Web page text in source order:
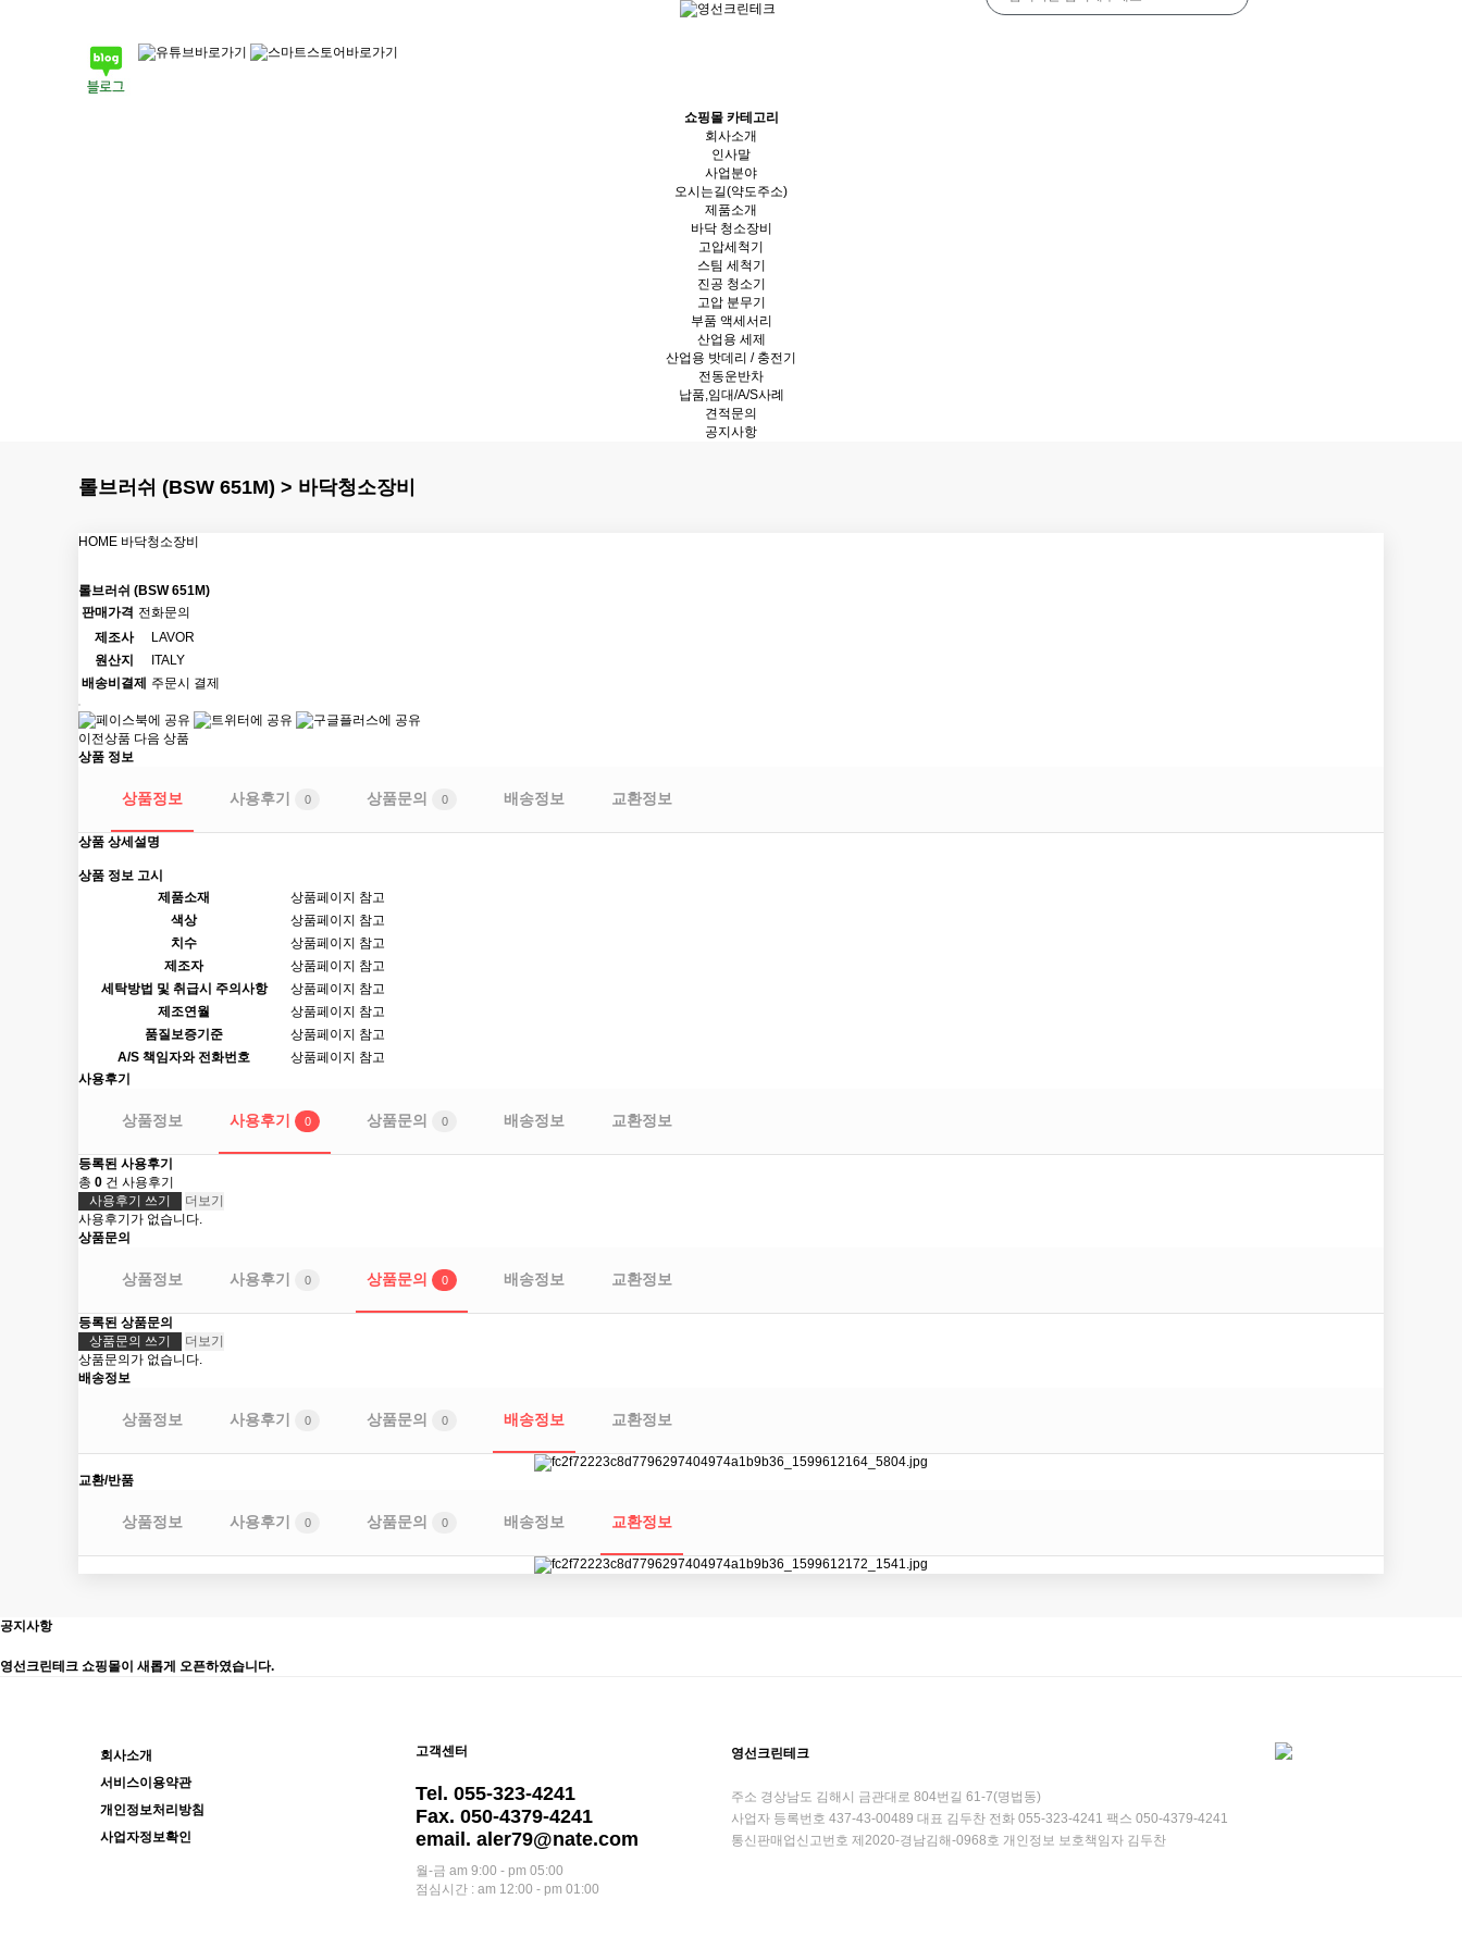
쇼핑몰 카테고리
회사소개
인사말
사업분야
오시는길(약도주소)
제품소개
바닥 청소장비
고압세척기
스팀 세척기
진공 청소기
고압 분무기
부품 액세서리
산업용 세제
산업용 밧데리 / 충전기
전동운반차
납품,임대/A/S사례
견적문의
공지사항
롤브러쉬 (BSW 651M) > 바닥청소장비
HOME 바닥청소장비
롤브러쉬 (BSW 651M)
판매가격 전화문의
제조사
LAVOR
원산지
ITALY
배송비결제
주문시 결제
이전상품 다음 상품
상품 정보
상품정보 사용후기 0 상품문의 0 배송정보 교환정보
상품 상세설명
상품 정보 고시
제품소재
상품페이지 참고
색상
상품페이지 참고
치수
상품페이지 참고
제조자
상품페이지 참고
세탁방법 및 취급시 주의사항
상품페이지 참고
제조연월
상품페이지 참고
품질보증기준
상품페이지 참고
A/S 책임자와 전화번호
상품페이지 참고
사용후기
상품정보 사용후기 0 상품문의 0 배송정보 교환정보
등록된 사용후기
총 0 건 사용후기
사용후기 쓰기
더보기
사용후기가 없습니다.
상품문의
상품정보 사용후기 0 상품문의 0 배송정보 교환정보
등록된 상품문의
상품문의 쓰기
더보기
상품문의가 없습니다.
배송정보
상품정보 사용후기 0 상품문의 0 배송정보 교환정보
교환/반품
상품정보 사용후기 0 상품문의 0 배송정보 교환정보
공지사항
영선크린테크 쇼핑몰이 새롭게 오픈하였습니다.
회사소개
서비스이용약관
개인정보처리방침
사업자정보확인
고객센터
Tel. 055-323-4241
Fax. 050-4379-4241
email. aler79@nate.com
월-금 am 9:00 - pm 05:00
점심시간 : am 12:00 - pm 01:00
영선크린테크
주소 경상남도 김해시 금관대로 804번길 61-7(명법동)
사업자 등록번호 437-43-00489 대표 김두찬 전화 055-323-4241 팩스 050-4379-4241
통신판매업신고번호 제2020-경남김해-0968호 개인정보 보호책임자 김두찬